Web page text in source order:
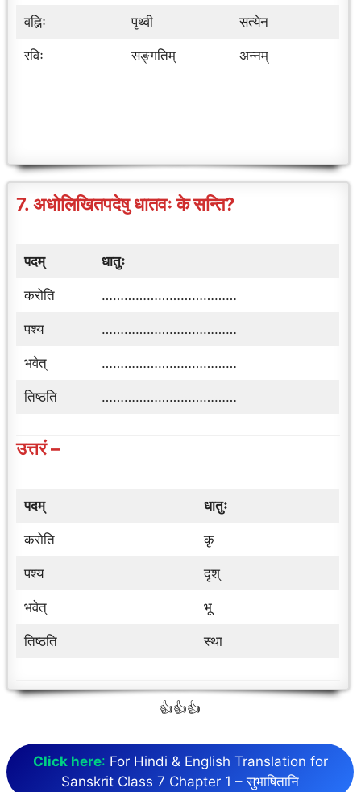
वह्निः पृथ्वी सत्येन
रविः सङ्गतिम् अन्नम्
7. अधोलिखितपदेषु धातवः के सन्ति?
पदम् धातुः
करोति ………………………………
पश्य ………………………………
भवेत् ………………………………
तिष्ठति ………………………………
उत्तरं –
पदम् धातुः
करोति कृ
पश्य दृश्
भवेत् भू
तिष्ठति स्था
👍👍👍
Click here: For Hindi & English Translation for
Sanskrit Class 7 Chapter 1 – सुभाषितानि